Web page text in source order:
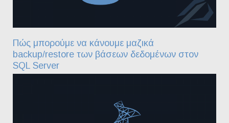
Πώς μπορούμε να κάνουμε μαζικά
backup/restore των βάσεων δεδομένων στον
SQL Server